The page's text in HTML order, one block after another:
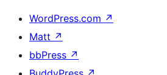
WordPress.com ↗
Matt ↗
bbPress ↗